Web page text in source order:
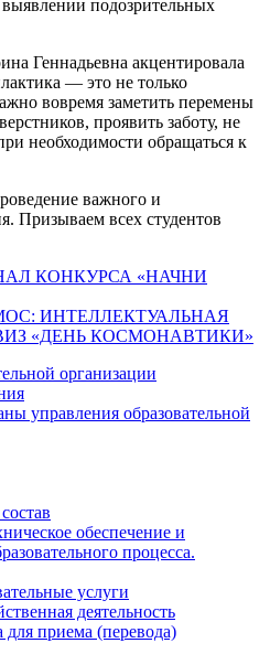
подозрительных
Геннадьевна акцентировала
— это не только
вовремя заметить перемены
проявить заботу, не
необходимости обращаться к
важного и
Призываем всех студентов
КОНКУРСА «НАЧНИ
ИНТЕЛЛЕКТУАЛЬНАЯ
«ДЕНЬ КОСМОНАВТИКИ»
организации
управления образовательной
обеспечение и
процесса.
услуги
деятельность
для приема (перевода)